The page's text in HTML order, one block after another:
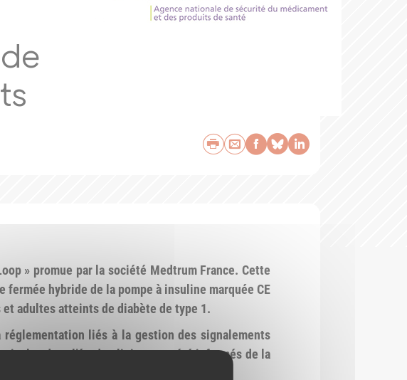
Imprimer
Envoyer par e-mail
Partager sur
Partager sur
Partager sur
» promue par la société Medtrum France. Cette
hybride de la pompe à insuline marquée CE
et adultes atteints de diabète de type 1.
liés à la gestion des signalements
inclus dans l’étude clinique ont été informés de la